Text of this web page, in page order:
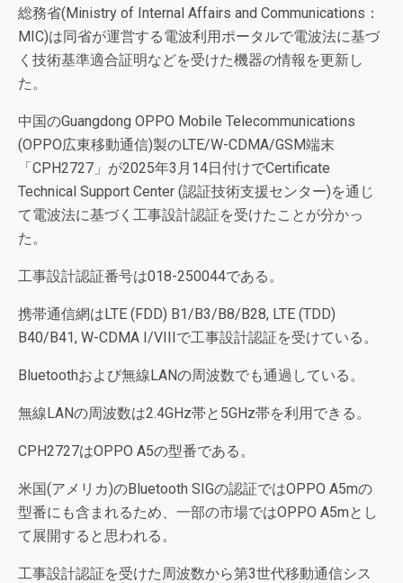
総務省(Ministry of Internal Affairs and Communications：
MIC)は同省が運営する電波利用ポータルで電波法に基づ
く技術基準適合証明などを受けた機器の情報を更新し
た。
中国のGuangdong OPPO Mobile Telecommunications
(OPPO広東移動通信)製のLTE/W-CDMA/GSM端末
「CPH2727」が2025年3月14日付けでCertificate
Technical Support Center (認証技術支援センター)を通じ
て電波法に基づく工事設計認証を受けたことが分かっ
た。
工事設計認証番号は018-250044である。
携帯通信網はLTE (FDD) B1/B3/B8/B28, LTE (TDD)
B40/B41, W-CDMA I/VIIIで工事設計認証を受けている。
Bluetoothおよび無線LANの周波数でも通過している。
無線LANの周波数は2.4GHz帯と5GHz帯を利用できる。
CPH2727はOPPO A5の型番である。
米国(アメリカ)のBluetooth SIGの認証ではOPPO A5mの
型番にも含まれるため、一部の市場ではOPPO A5mとし
て展開すると思われる。
工事設計認証を受けた周波数から第3世代移動通信シス